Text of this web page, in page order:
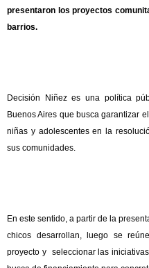
presentaron los proyectos
barrios.
Decisión Niñez es una política
Buenos Aires que busca garantizar
niñas y adolescentes en la
sus comunidades.
En este sentido, a partir de la
chicos desarrollan, luego se
proyecto y seleccionar las